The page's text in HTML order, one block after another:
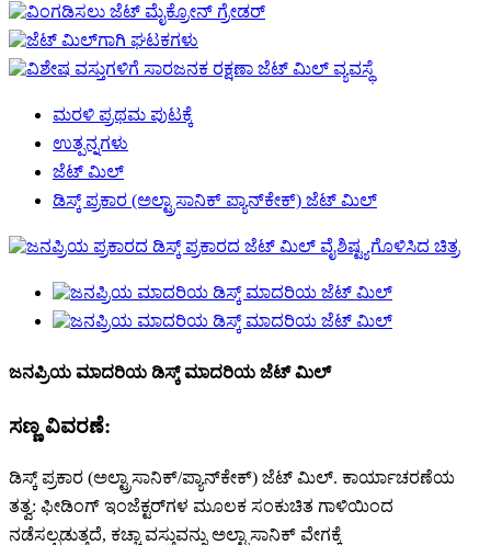
ಮರಳಿ ಪ್ರಥಮ ಪುಟಕ್ಕೆ
ಉತ್ಪನ್ನಗಳು
ಜೆಟ್ ಮಿಲ್
ಡಿಸ್ಕ್ ಪ್ರಕಾರ (ಅಲ್ಟ್ರಾಸಾನಿಕ್ ಪ್ಯಾನ್‌ಕೇಕ್) ಜೆಟ್ ಮಿಲ್
ಜನಪ್ರಿಯ ಮಾದರಿಯ ಡಿಸ್ಕ್ ಮಾದರಿಯ ಜೆಟ್ ಮಿಲ್
ಸಣ್ಣ ವಿವರಣೆ:
ಡಿಸ್ಕ್ ಪ್ರಕಾರ (ಅಲ್ಟ್ರಾಸಾನಿಕ್/ಪ್ಯಾನ್‌ಕೇಕ್) ಜೆಟ್ ಮಿಲ್. ಕಾರ್ಯಾಚರಣೆಯ
ತತ್ವ: ಫೀಡಿಂಗ್ ಇಂಜೆಕ್ಟರ್‌ಗಳ ಮೂಲಕ ಸಂಕುಚಿತ ಗಾಳಿಯಿಂದ
ನಡೆಸಲ್ಪಡುತ್ತದೆ, ಕಚ್ಚಾ ವಸ್ತುವನ್ನು ಅಲ್ಟ್ರಾಸಾನಿಕ್ ವೇಗಕ್ಕೆ